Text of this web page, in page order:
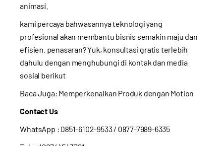
animasi.
kami percaya bahwasannya teknologi yang
profesional akan membantu bisnis semakin maju dan
efisien. penasaran? Yuk, konsultasi gratis terlebih
dahulu dengan menghubungi di kontak dan media
sosial berikut
Baca Juga: Memperkenalkan Produk dengan Motion
Contact Us
WhatsApp : 0851-6102-9533/ 0877-7989-6335